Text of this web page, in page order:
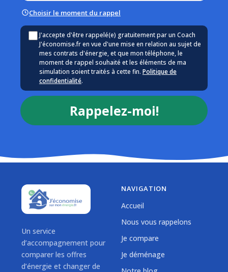
Choisir le moment du rappel
J'accepte d'être rappelé(e) gratuitement par un Coach
J'économise.fr en vue d'une mise en relation au sujet de
mes contrats d'énergie, et que mon téléphone, le
moment de rappel souhaité et les éléments de ma
simulation soient traités à cette fin. Politique de
confidentialité.
Rappelez-moi!
Un service
d’accompagnement pour
comparer les offres
d’énergie et changer de
NAVIGATION
Accueil
Nous vous rappelons
Je compare
Je déménage